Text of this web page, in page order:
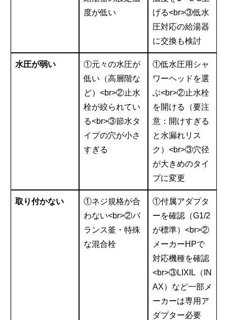
度が低い
げる<br>③低水
圧対応の給湯器
に交換も検討
水圧が弱い
①元々の水圧が
低い（高層階な
ど）<br>②止水
栓が絞られてい
る<br>③節水タ
イプの穴が小さ
すぎる
①低水圧用シャ
ワーヘッドを選
ぶ<br>②止水栓
を開ける（要注
意：開けすぎる
と水漏れリス
ク）<br>③穴径
が大きめのタイ
プに変更
取り付かない
①ネジ規格が合
わない<br>②バ
ランス釜・特殊
な混合栓
①付属アダプタ
ーを確認（G1/2
が標準）<br>②
メーカーHPで
対応機種を確認
<br>③LIXIL（IN
AX）など一部メ
ーカーは専用ア
ダプター必要